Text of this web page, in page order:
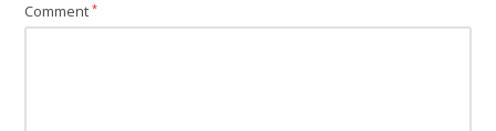
Comment*